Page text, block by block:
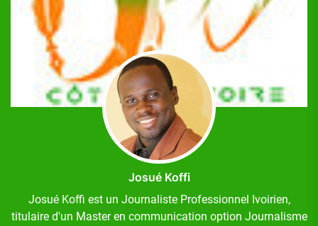
Josué Koffi
Josué Koffi est un Journaliste Professionnel Ivoirien,
titulaire d'un Master en communication option Journalisme